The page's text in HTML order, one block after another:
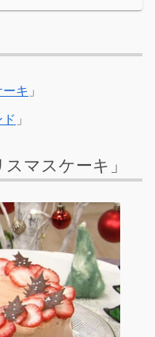
キ 」
」
マスケーキ」